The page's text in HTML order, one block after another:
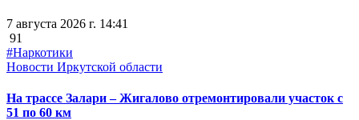
7 августа 2026 г. 14:41
91
#Наркотики
Новости Иркутской области
На трассе Залари – Жигалово отремонтировали участок с
51 по 60 км